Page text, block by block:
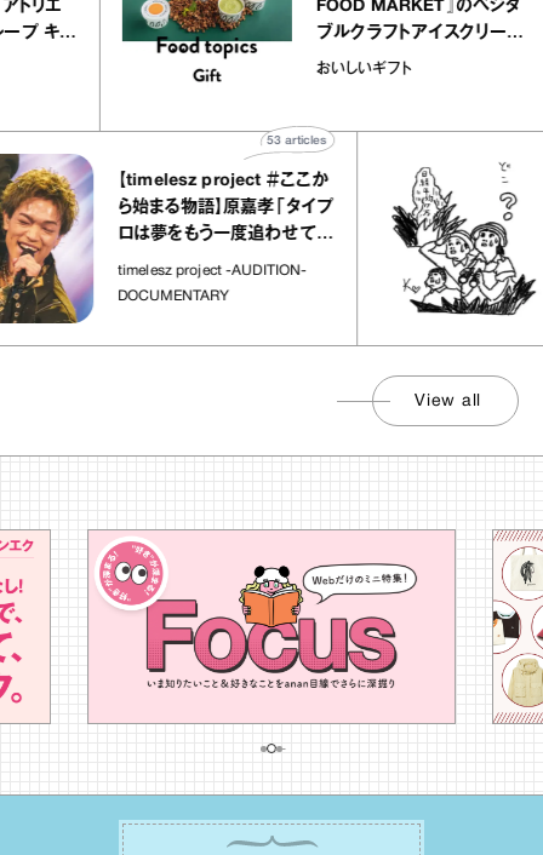
アリー アトリエ
ミルクレープ キャ
FOOD MARKET』の
ブルクラフトアイスク
｜真野知子の「おい
おいしいギフト
【timelesz project ＃ここか
ら始まる物語】原嘉孝「タイプ
ロは夢をもう一度追わせてく
れた場所」
timelesz project -AUDITION-
DOCUMENTARY
articles
「
社
View all